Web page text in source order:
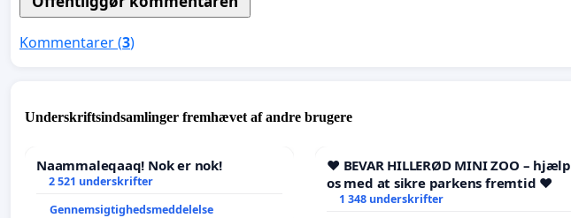
Kommentarer (3)
Underskriftsindsamlinger fremhævet af andre brugere
Naammaleqaaq! Nok er nok!
2 521 underskrifter
Gennemsigtighedsmeddelelse
❤️ BEVAR HILLERØD MINI ZOO – hjælp
os med at sikre parkens fremtid ❤️
1 348 underskrifter